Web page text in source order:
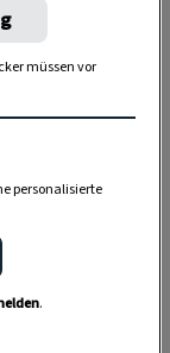
besiegelt
vieles
eine
sie
sie
dass
müssen vor
personalisierte
.